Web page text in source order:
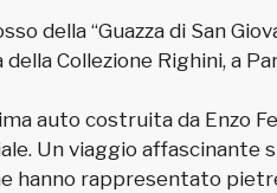
della “Guazza di San
Collezione Righini, a
auto costruita da Enzo
Un viaggio
hanno rappresentato